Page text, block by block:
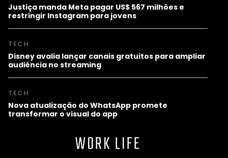
Justiça manda Meta pagar US$ 567 milhões e
restringir Instagram para jovens
TECH
Disney avalia lançar canais gratuitos para ampliar
audiência no streaming
TECH
Nova atualização do WhatsApp promete
transformar o visual do app
WORK LIFE